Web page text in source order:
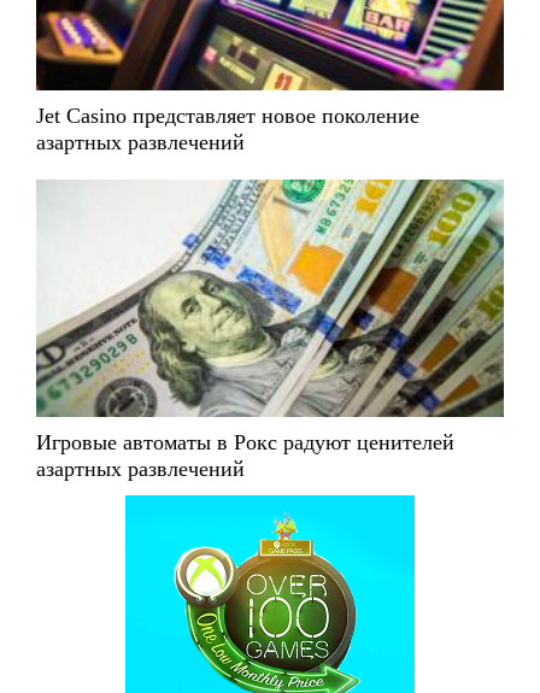
Jet Casino представляет новое поколение
азартных развлечений
Игровые автоматы в Рокс радуют ценителей
азартных развлечений